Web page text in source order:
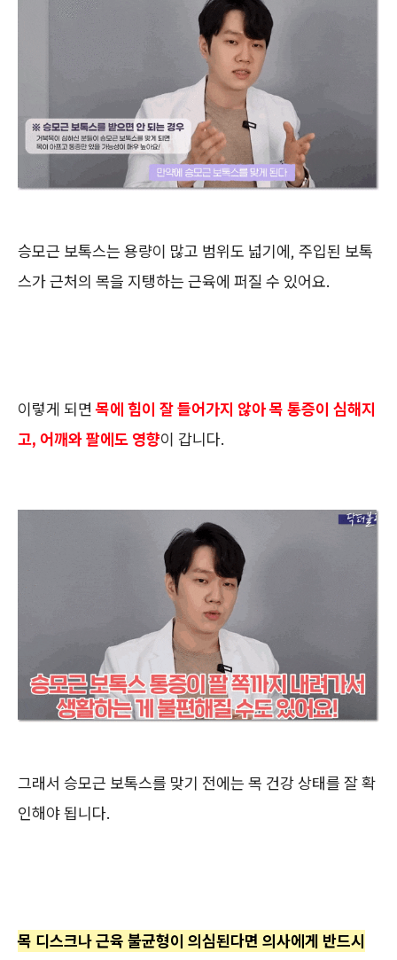
승모근 보톡스는 용량이 많고 범위도 넓기에, 주입된 보톡
스가 근처의 목을 지탱하는 근육에 퍼질 수 있어요.
이렇게 되면목에 힘이 잘 들어가지 않아 목 통증이 심해지
고, 어깨와 팔에도 영향이 갑니다.
그래서 승모근 보톡스를 맞기 전에는 목 건강 상태를 잘 확
인해야 됩니다.
목 디스크나 근육 불균형이 의심된다면 의사에게 반드시